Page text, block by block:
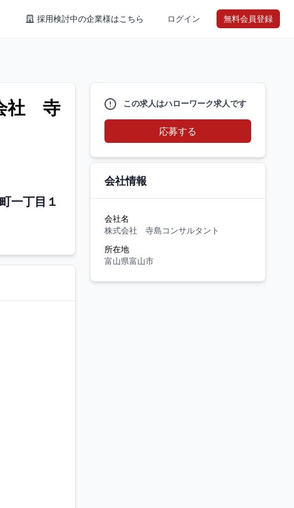
採用検討中の企業様はこちら ログイン 無料会員登録
社 寺
一丁目１
この求人はハローワーク求人です
応募する
会社情報
会社名
株式会社 寺島コンサルタント
所在地
富山県富山市